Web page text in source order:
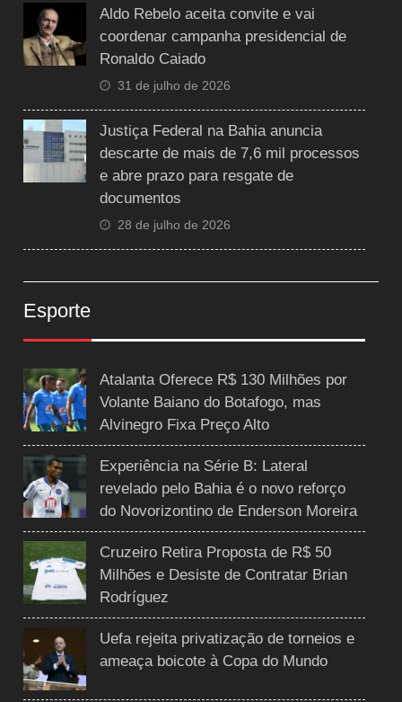
Aldo Rebelo aceita convite e vai
coordenar campanha presidencial de
Ronaldo Caiado
31 de julho de 2026
Justiça Federal na Bahia anuncia
descarte de mais de 7,6 mil processos
e abre prazo para resgate de
documentos
28 de julho de 2026
Esporte
Atalanta Oferece R$ 130 Milhões por
Volante Baiano do Botafogo, mas
Alvinegro Fixa Preço Alto
Experiência na Série B: Lateral
revelado pelo Bahia é o novo reforço
do Novorizontino de Enderson Moreira
Cruzeiro Retira Proposta de R$ 50
Milhões e Desiste de Contratar Brian
Rodríguez
Uefa rejeita privatização de torneios e
ameaça boicote à Copa do Mundo